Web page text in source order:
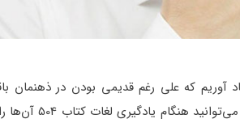
که علی رغم قدیمی بودن در ذهنمان
معمولاً این موضوعات به دلیل احساسات یا خاص